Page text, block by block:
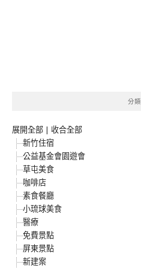
分類
展開全部 | 收合全部
新竹住宿
公益基金會園遊會
草屯美食
咖啡店
素食餐廳
小琉球美食
醫療
免費景點
屏東景點
新建案